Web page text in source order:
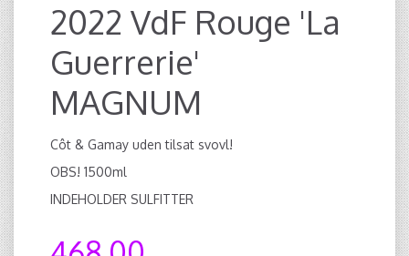
2022 VdF Rouge 'La
Guerrerie'
MAGNUM
Côt & Gamay uden tilsat svovl!
OBS! 1500ml
INDEHOLDER SULFITTER